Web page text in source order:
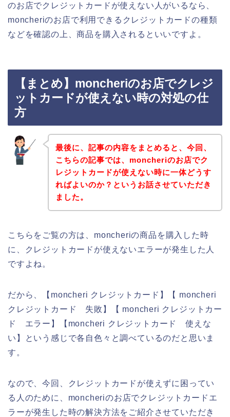
のお店でクレジットカードが使えない人がいるなら、
moncheriのお店で利用できるクレジットカードの種類
などを確認の上、商品を購入されるといいですよ。
【まとめ】moncheriのお店でクレジ
ットカードが使えない時の対処の仕
方
最後に、記事の内容をまとめると、今回、
こちらの記事では、moncheriのお店でク
レジットカードが使えない時に一体どうす
ればよいのか？というお話させていただき
ました。
こちらをご覧の方は、moncheriの商品を購入した時
に、クレジットカードが使えないエラーが発生した人
ですよね。
だから、【moncheri クレジットカード】【 moncheri
クレジットカード 失敗】【 moncheri クレジットカー
ド エラー】【moncheri クレジットカード 使えな
い】という感じで各自色々と調べているのだと思いま
す。
なので、今回、クレジットカードが使えずに困ってい
る人のために、moncheriのお店でクレジットカードエ
ラーが発生した時の解決方法をご紹介させていただき